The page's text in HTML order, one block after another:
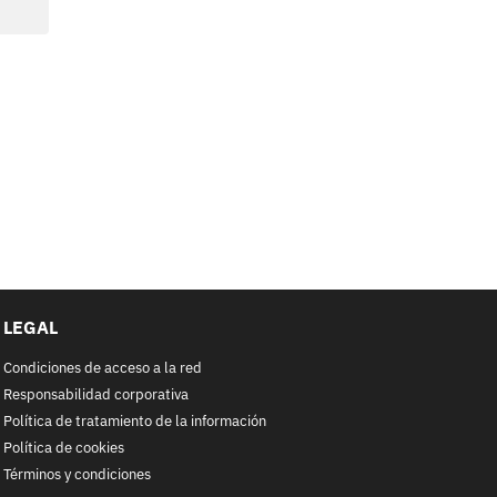
LEGAL
Condiciones de acceso a la red
Responsabilidad corporativa
Política de tratamiento de la información
Política de cookies
Términos y condiciones